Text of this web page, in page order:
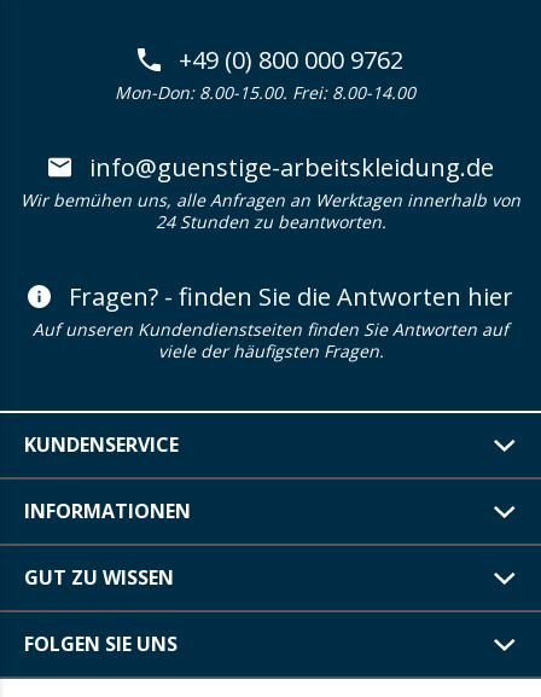
+49 (0) 800 000 9762
Mon-Don: 8.00-15.00. Frei: 8.00-14.00
info@guenstige-arbeitskleidung.de
Wir bemühen uns, alle Anfragen an Werktagen innerhalb von
24 Stunden zu beantworten.
Fragen? - finden Sie die Antworten hier
Auf unseren Kundendienstseiten finden Sie Antworten auf
viele der häufigsten Fragen.
KUNDENSERVICE
INFORMATIONEN
GUT ZU WISSEN
FOLGEN SIE UNS